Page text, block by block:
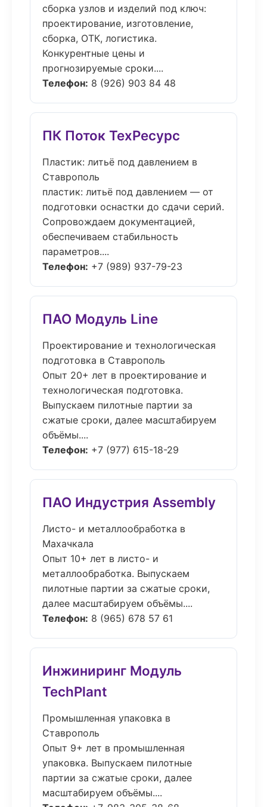
сборка узлов и изделий под ключ:
проектирование, изготовление,
сборка, ОТК, логистика.
Конкурентные цены и
прогнозируемые сроки....
Телефон: 8 (926) 903 84 48
ПК Поток ТехРесурс
Пластик: литьё под давлением в
Ставрополь
пластик: литьё под давлением — от
подготовки оснастки до сдачи серий.
Сопровождаем документацией,
обеспечиваем стабильность
параметров....
Телефон: +7 (989) 937-79-23
ПАО Модуль Line
Проектирование и технологическая
подготовка в Ставрополь
Опыт 20+ лет в проектирование и
технологическая подготовка.
Выпускаем пилотные партии за
сжатые сроки, далее масштабируем
объёмы....
Телефон: +7 (977) 615-18-29
ПАО Индустрия Assembly
Листо- и металлообработка в
Махачкала
Опыт 10+ лет в листо- и
металлообработка. Выпускаем
пилотные партии за сжатые сроки,
далее масштабируем объёмы....
Телефон: 8 (965) 678 57 61
Инжиниринг Модуль
TechPlant
Промышленная упаковка в
Ставрополь
Опыт 9+ лет в промышленная
упаковка. Выпускаем пилотные
партии за сжатые сроки, далее
масштабируем объёмы....